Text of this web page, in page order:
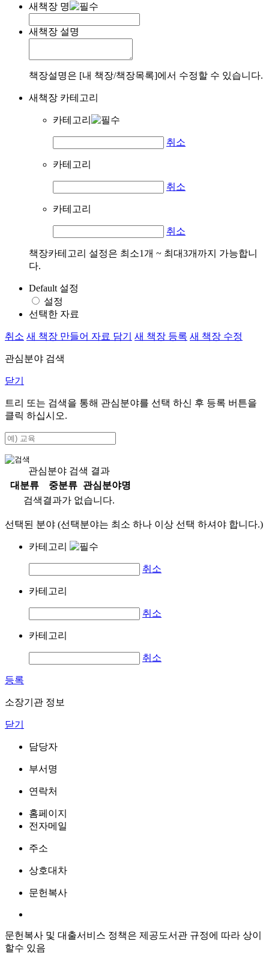
새책장 명
새책장 설명
책장설명은 [내 책장/책장목록]에서 수정할 수 있습니다.
새책장 카테고리
카테고리
취소
카테고리
취소
카테고리
취소
책장카테고리 설정은 최소1개 ~ 최대3개까지 가능합니
다.
Default 설정
설정
선택한 자료
취소 새 책장 만들어 자료 담기 새 책장 등록 새 책장 수정
관심분야 검색
닫기
트리 또는 검색을 통해 관심분야를 선택 하신 후 등록 버튼을
클릭 하십시오.
관심분야 검색 결과
대분류
중분류
관심분야명
검색결과가 없습니다.
선택된 분야 (선택분야는 최소 하나 이상 선택 하셔야 합니다.)
카테고리
취소
카테고리
취소
카테고리
취소
등록
소장기관 정보
닫기
담당자
부서명
연락처
홈페이지
전자메일
주소
상호대차
문헌복사
문헌복사 및 대출서비스 정책은 제공도서관 규정에 따라 상이
할수 있음